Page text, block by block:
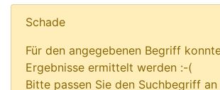
Schade
Für den angegebenen Begriff
Ergebnisse ermittelt werden :-(
Bitte passen Sie den Suchbegriff an